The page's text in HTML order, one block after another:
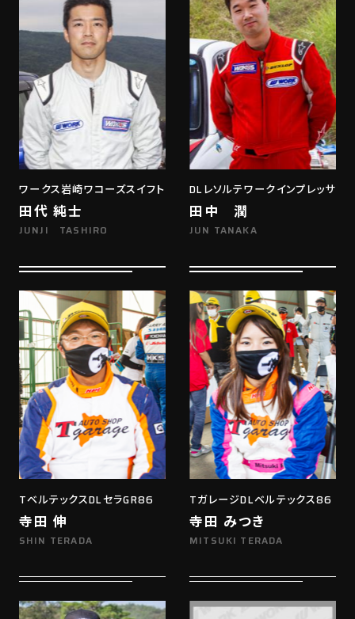
ワークス岩崎ワコーズスイフト
田代 純士
JUNJI TASHIRO
DLレソルテワークインプレッサ
田中 潤
JUN TANAKA
TベルテックスDLセラGR86
寺田 伸
SHIN TERADA
TガレージDLベルテックス86
寺田 みつき
MITSUKI TERADA